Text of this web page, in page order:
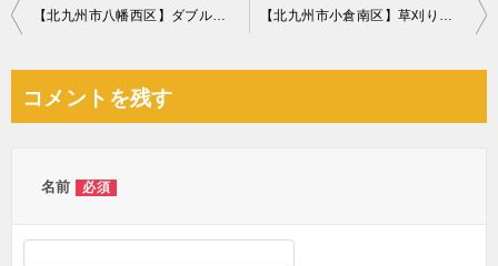
投
ビ
【北九州市八幡西区】ダブルベッド1点の回収・処分 お客様の声 【北九州市小倉南区】草刈り作業ご依頼
コメントを残す
名前 必須